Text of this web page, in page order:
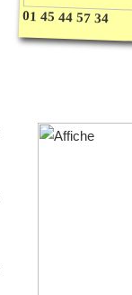
01 45 44 57 34